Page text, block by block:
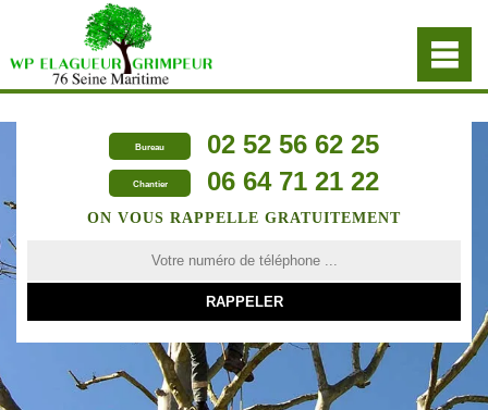
Bureau 02 52 56 62 25
Chantier 06 64 71 21 22
ON VOUS RAPPELLE GRATUITEMENT